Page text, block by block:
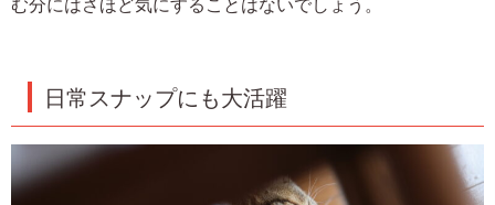
日常スナップにも大活躍